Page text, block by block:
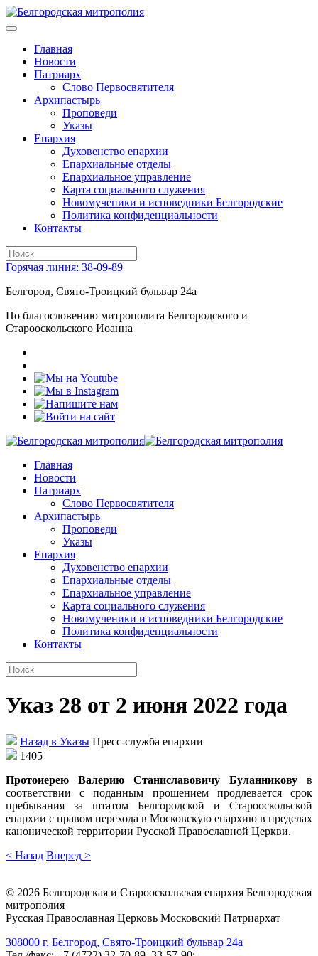
Главная
Новости
Патриарх
Слово Первосвятителя
Архипастырь
Проповеди
Указы
Епархия
Духовенство епархии
Епархиальные отделы
Епархиальное управление
Карта социального служения
Новомученики и исповедники Белгородские
Политика конфиденциальности
Контакты
Горячая линия: 38-09-89
Белгород, Свято-Троицкий бульвар 24а
По благословению митрополита Белгородского и
Старооскольского Иоанна
Главная
Новости
Патриарх
Слово Первосвятителя
Архипастырь
Проповеди
Указы
Епархия
Духовенство епархии
Епархиальные отделы
Епархиальное управление
Карта социального служения
Новомученики и исповедники Белгородские
Политика конфиденциальности
Контакты
Указ 28 от 2 июня 2022 года
Назад в Указы Пресс-служба епархии
1405
Протоиерею Валерию Станиславовичу Буланникову в
соответствии с поданным прошением продлевается срок
пребывания за штатом Белгородской и Старооскольской
епархии с правом перехода в Московскую епархию в пределах
канонической территории Русской Православной Церкви.
< Назад Вперед >
© 2026 Белгородская и Старооскольская епархия Белгородская
митрополия
Русская Православная Церковь Московский Патриархат
308000 г. Белгород, Свято-Троицкий бульвар 24а